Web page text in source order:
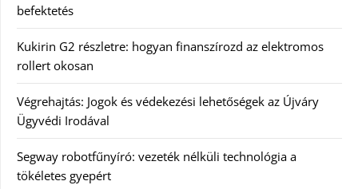
befektetés
Kukirin G2 részletre: hogyan finanszírozd az elektromos
rollert okosan
Végrehajtás: Jogok és védekezési lehetőségek az Újváry
Ügyvédi Irodával
Segway robotfűnyíró: vezeték nélküli technológia a
tökéletes gyepért